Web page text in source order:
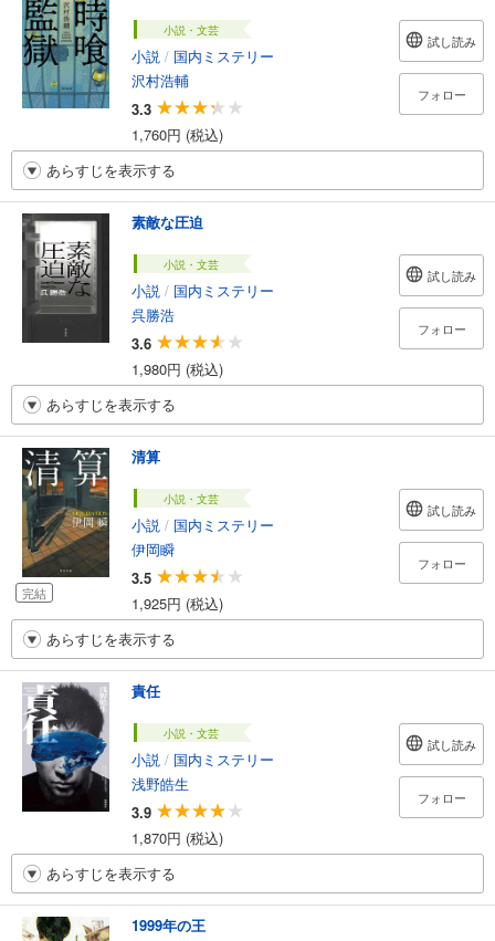
小説・文芸
小説 / 国内ミステリー
沢村浩輔
3.3
1,760円 (税込)
試し読み
フォロー
あらすじを表示する
素敵な圧迫
小説・文芸
小説 / 国内ミステリー
呉勝浩
3.6
1,980円 (税込)
試し読み
フォロー
あらすじを表示する
完結
清算
小説・文芸
小説 / 国内ミステリー
伊岡瞬
3.5
1,925円 (税込)
試し読み
フォロー
あらすじを表示する
責任
小説・文芸
小説 / 国内ミステリー
浅野皓生
3.9
1,870円 (税込)
試し読み
フォロー
あらすじを表示する
1999年の王